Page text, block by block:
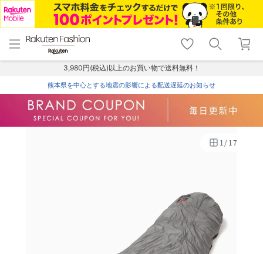
menu home
トップ
shopping_cart lock_outline
ログイン
3,980円(税込)以上のお買い物で送料無料！
熊本県を中心とする地震の影響による配送遅延のお知らせ
1/17